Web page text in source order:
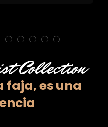
Collection
faja,es una